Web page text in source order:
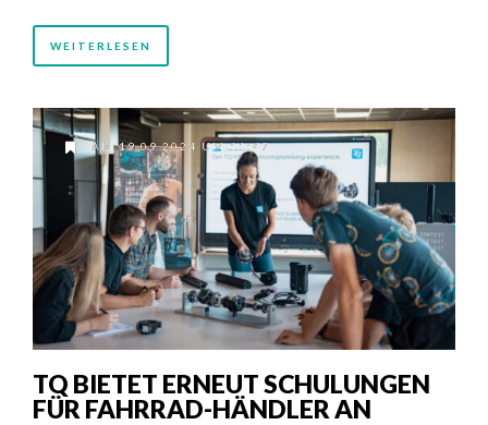
WEITERLESEN
AM 19.09.2024 UM 11:47
TQ BIETET ERNEUT SCHULUNGEN
FÜR FAHRRAD-HÄNDLER AN